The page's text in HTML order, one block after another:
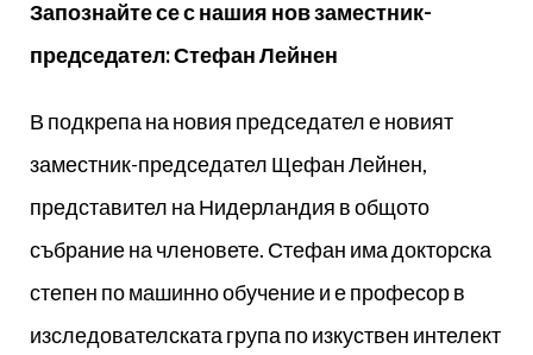
Запознайте се с нашия нов заместник-
председател: Стефан Лейнен
В подкрепа на новия председател е новият
заместник-председател Щефан Лейнен,
представител на Нидерландия в общото
събрание на членовете. Стефан има докторска
степен по машинно обучение и е професор в
изследователската група по изкуствен интелект